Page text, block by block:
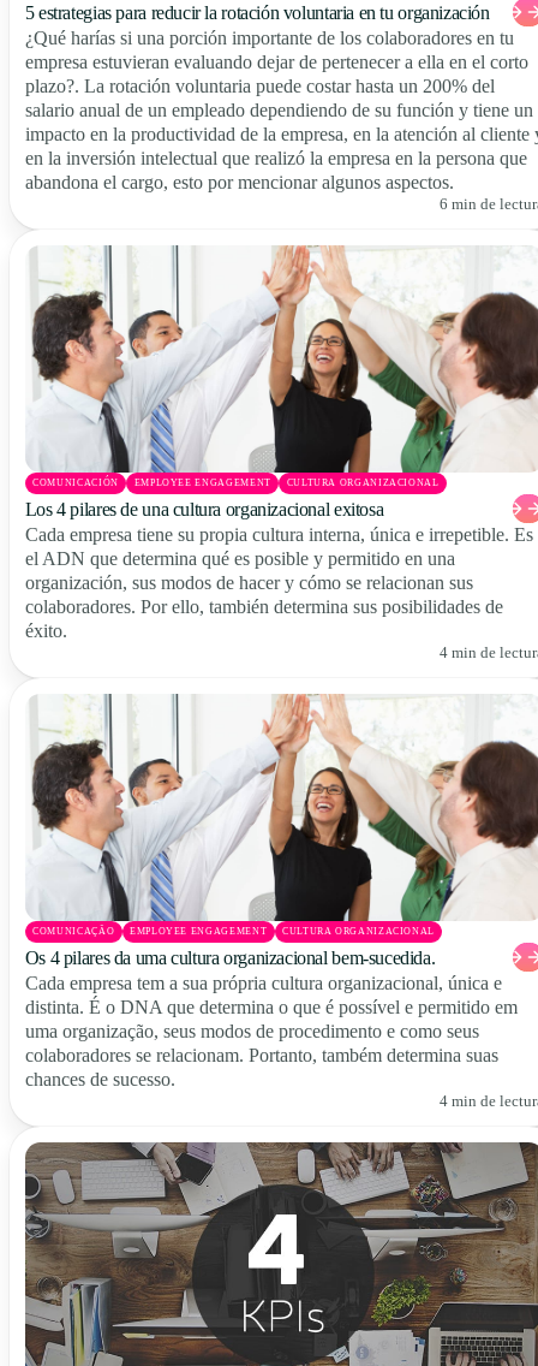
5 estrategias para reducir la rotación voluntaria en tu organización
¿Qué harías si una porción importante de los colaboradores en tu
empresa estuvieran evaluando dejar de pertenecer a ella en el corto
plazo?. La rotación voluntaria puede costar hasta un 200% del
salario anual de un empleado dependiendo de su función y tiene un
impacto en la productividad de la empresa, en la atención al cliente
en la inversión intelectual que realizó la empresa en la persona que
abandona el cargo, esto por mencionar algunos aspectos.
6 min de
COMUNICACIÓN EMPLOYEE ENGAGEMENT CULTURA ORGANIZACIONAL
Los 4 pilares de una cultura organizacional exitosa
Cada empresa tiene su propia cultura interna, única e irrepetible. Es
el ADN que determina qué es posible y permitido en una
organización, sus modos de hacer y cómo se relacionan sus
colaboradores. Por ello, también determina sus posibilidades de
éxito.
4 min de
COMUNICAÇÃO EMPLOYEE ENGAGEMENT CULTURA ORGANIZACIONAL
Os 4 pilares da uma cultura organizacional bem-sucedida.
Cada empresa tem a sua própria cultura organizacional, única e
distinta. É o DNA que determina o que é possível e permitido em
uma organização, seus modos de procedimento e como seus
colaboradores se relacionam. Portanto, também determina suas
chances de sucesso.
4 min de